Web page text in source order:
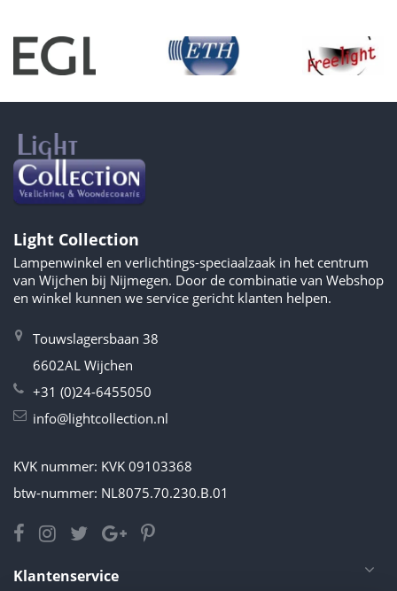
Light Collection
Lampenwinkel en verlichtings-speciaalzaak in het centrum
van Wijchen bij Nijmegen. Door de combinatie van Webshop
en winkel kunnen we service gericht klanten helpen.
Touwslagersbaan 38
6602AL Wijchen
+31 (0)24-6455050
info@lightcollection.nl
KVK nummer: KVK 09103368
btw-nummer: NL8075.70.230.B.01
Klantenservice